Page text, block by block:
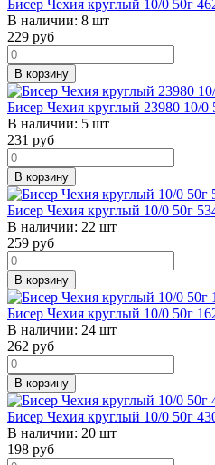
Бисер Чехия круглый 10/0 50г
В наличии: 8 шт
229 руб
В корзину
Бисер Чехия круглый 23980 10/
В наличии: 5 шт
231 руб
В корзину
Бисер Чехия круглый 10/0 50г
В наличии: 22 шт
259 руб
В корзину
Бисер Чехия круглый 10/0 50г
В наличии: 24 шт
262 руб
В корзину
Бисер Чехия круглый 10/0 50г
В наличии: 20 шт
198 руб